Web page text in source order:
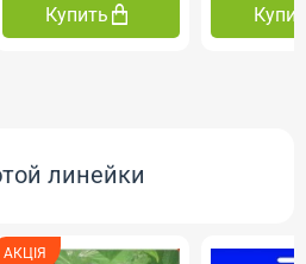
Купить
линейки
АКЦІЯ